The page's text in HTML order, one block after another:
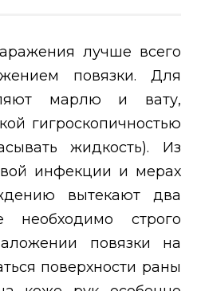
лучше всего
повязки. Для
марлю и вату,
гигроскопичностью
жидкость). Из
инфекции и мерах
вытекают два
необходимо строго
повязки на
поверхности раны